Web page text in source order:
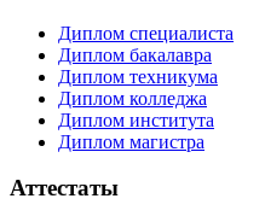
Диплом специалиста
Диплом бакалавра
Диплом техникума
Диплом колледжа
Диплом института
Диплом магистра
Аттестаты